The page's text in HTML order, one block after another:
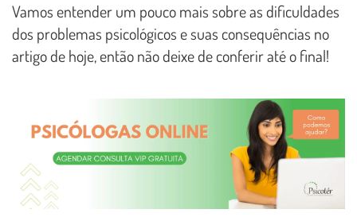
Vamos entender um pouco mais sobre as dificuldades
dos problemas psicológicos e suas consequências no
artigo de hoje, então não deixe de conferir até o final!